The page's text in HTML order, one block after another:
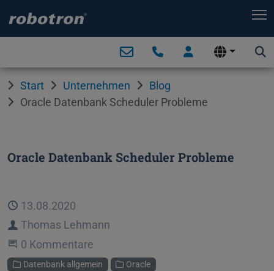
Start Unternehmen
Blog
Oracle Datenbank Scheduler Probleme
Oracle Datenbank Scheduler Probleme
Veröffentlicht
13.08.2020
Autor
Thomas Lehmann
Beginne eine Unterhaltung
0 Kommentare
Kategorien
Datenbank allgemein Oracle